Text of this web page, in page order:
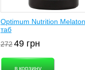
Optimum Nutrition
таб
27249 грн